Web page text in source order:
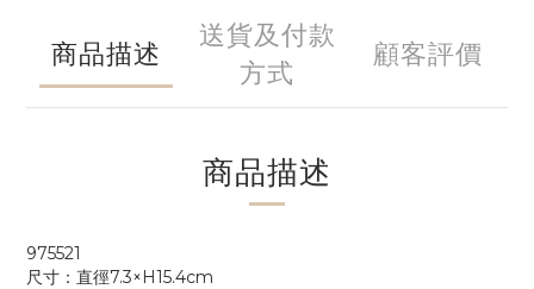
商品描述
送貨及付款
方式
顧客評價
商品描述
975521
尺寸：直徑7.3×H15.4cm